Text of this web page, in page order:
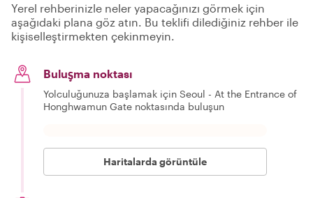
Yerel rehberinizle neler yapacağınızı görmek için
aşağıdaki plana göz atın. Bu teklifi dilediğiniz rehber ile
kişiselleştirmekten çekinmeyin.
Buluşma noktası
Yolculuğunuza başlamak için Seoul - At the Entrance of
Honghwamun Gate noktasında buluşun
Haritalarda görüntüle